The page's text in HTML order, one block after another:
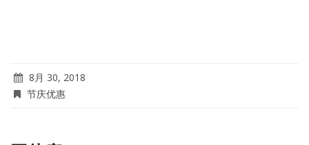
8月 30, 2018
节庆优惠